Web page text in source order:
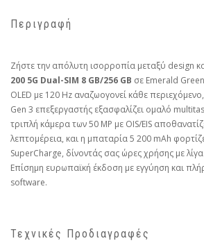
Περιγραφή
Ζήστε την απόλυτη ισορροπία μεταξύ design
200 5G Dual-SIM 8 GB/256 GB σε Emerald
OLED με 120 Hz αναζωογονεί κάθε
Gen 3 επεξεργαστής εξασφαλίζει ομαλό
τριπλή κάμερα των 50 MP με OIS/EIS
λεπτομέρεια, και η μπαταρία 5 200 mAh
SuperCharge, δίνοντάς σας ώρες χρήσης με
Επίσημη ευρωπαϊκή έκδοση με εγγύηση και
software.
Τεχνικές Προδιαγραφές